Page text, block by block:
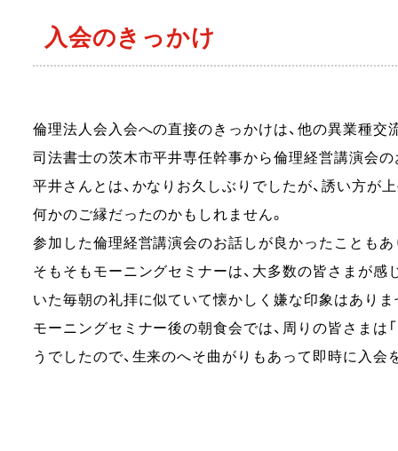
入会のきっかけ
倫理法人会入会への直接のきっかけは、他の異業種交
司法書士の茨木市平井専任幹事から倫理経営講演会の
平井さんとは、かなりお久しぶりでしたが、 誘い方が
何かのご縁だったのかもしれません。
参加した倫理経営講演会のお話しが良かったこともあ
そもそもモーニングセミナーは、 大多数の皆さまが感
いた毎朝の礼拝に似ていて懐かしく嫌な印象はありま
モーニングセミナー後の朝食会では、周りの皆さまは「
うでしたので、 生来のへそ曲がりもあって即時に入会